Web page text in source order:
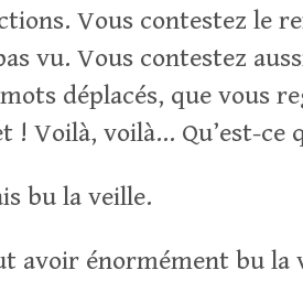
Vous contestez le
vu. Vous contestez
déplacés, que vous
! Voilà, voilà… Qu’est-ce
bu la veille.
avoir énormément bu la